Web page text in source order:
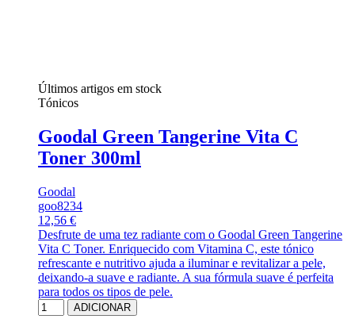
Últimos artigos em stock
Tónicos
Goodal Green Tangerine Vita C
Toner 300ml
Goodal
goo8234
12,56 €
Desfrute de uma tez radiante com o Goodal Green Tangerine
Vita C Toner. Enriquecido com Vitamina C, este tónico
refrescante e nutritivo ajuda a iluminar e revitalizar a pele,
deixando-a suave e radiante. A sua fórmula suave é perfeita
para todos os tipos de pele.
ADICIONAR